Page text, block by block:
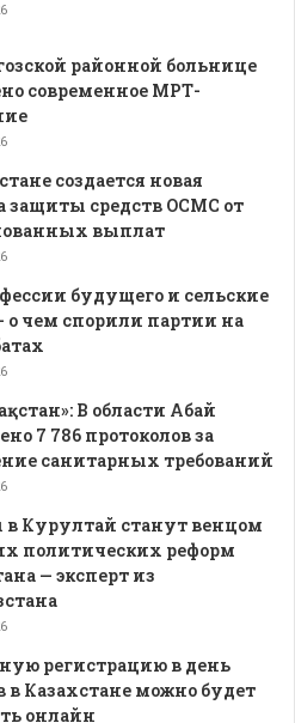
районной больнице
современное МРТ-
создается новая
защиты средств ОСМС от
выплат
будущего и сельские
о чем спорили партии на
В области Абай
7 786 протоколов за
санитарных требований
Курултай станут венцом
политических реформ
— эксперт из
регистрацию в день
в Казахстане можно будет
онлайн